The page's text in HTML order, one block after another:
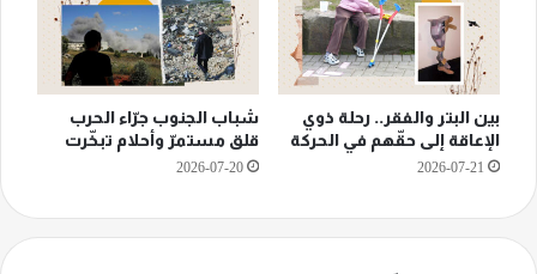
بين البتر والفقر.. رحلة ذوي
الإعاقة إلى حقّهم في الحركة
2026-07-21
شباب الجنوب جرّاء الحرب
قلق مستمرّ وأحلام تبخّرت
2026-07-20